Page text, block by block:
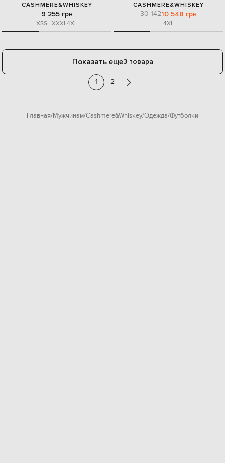
CASHMERE&WHISKEY
9 255 грн
XSS...XXXL4XL
CASHMERE&WHISKEY
30 14210 548 грн
4XL
Показать еще3 товара
1 2
Главная Мужчинам Cashmere&Whiskey Одежда Футболки